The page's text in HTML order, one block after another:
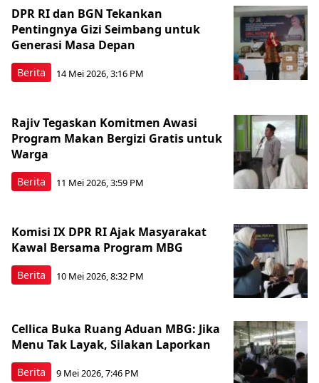
Berita
DPR RI dan BGN Tekankan
Pentingnya Gizi Seimbang untuk
Generasi Masa Depan
14 Mei 2026, 3:16 PM
Berita
Rajiv Tegaskan Komitmen Awasi
Program Makan Bergizi Gratis untuk
Warga
11 Mei 2026, 3:59 PM
Berita
Komisi IX DPR RI Ajak Masyarakat
Kawal Bersama Program MBG
10 Mei 2026, 8:32 PM
Berita
Cellica Buka Ruang Aduan MBG: Jika
Menu Tak Layak, Silakan Laporkan
9 Mei 2026, 7:46 PM